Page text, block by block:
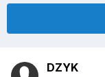
DZYK